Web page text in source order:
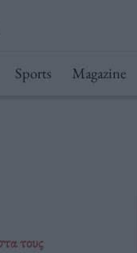
Sports Magazine
τους